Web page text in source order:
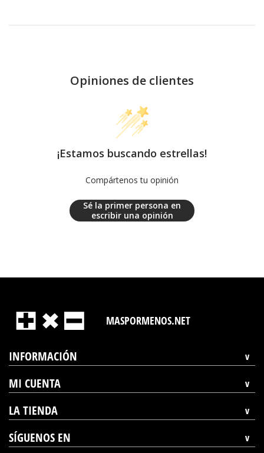
Opiniones de clientes
¡Estamos buscando estrellas!
Compártenos tu opinión
Sé la primer persona en
escribir una opinión
MASPORMENOS.NET
INFORMACIÓN
MI CUENTA
LA TIENDA
SÍGUENOS EN